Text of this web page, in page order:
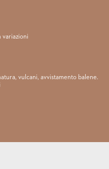
variazioni
vulcani, avvistamento balene.